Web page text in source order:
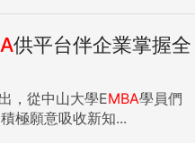
供平台伴企業掌握全
，從中山大學EMBA學員們
極願意吸收新知...